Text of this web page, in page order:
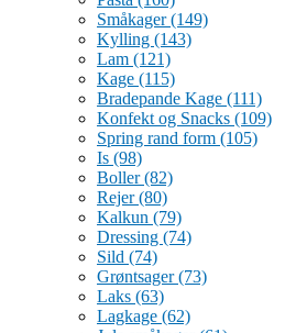
Småkager(149)
Kylling (143)
Lam (121)
Kage (115)
Bradepande Kage (111)
Konfekt og Snacks (109)
Spring rand form (105)
Is (98)
Boller(82)
Rejer(80)
Kalkun (79)
Dressing (74)
Sild (74)
Grøntsager(73)
Laks (63)
Lagkage (62)